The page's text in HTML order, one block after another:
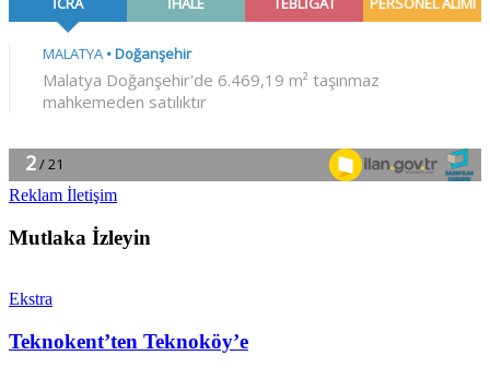
Reklam İletişim
Mutlaka İzleyin
Ekstra
Teknokent’ten Teknoköy’e